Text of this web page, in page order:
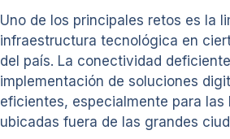
Uno de los principales retos es la
infraestructura tecnológica en
del país. La conectividad
implementación de soluciones
eficientes, especialmente para las
ubicadas fuera de las grandes